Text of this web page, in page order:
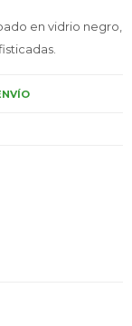
en vidrio negro,